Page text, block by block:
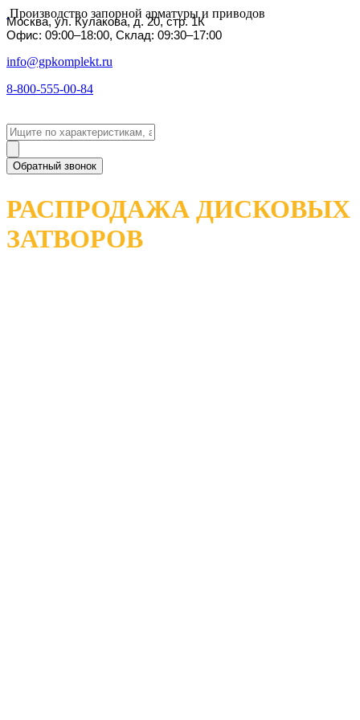
Производство запорной арматуры и приводов
Москва, ул. Кулакова, д. 20, стр. 1К
Офис: 09:00–18:00, Склад: 09:30–17:00
info@gpkomplekt.ru
8-800-555-00-84
Обратный звонок
РАСПРОДАЖА ДИСКОВЫХ
ЗАТВОРОВ